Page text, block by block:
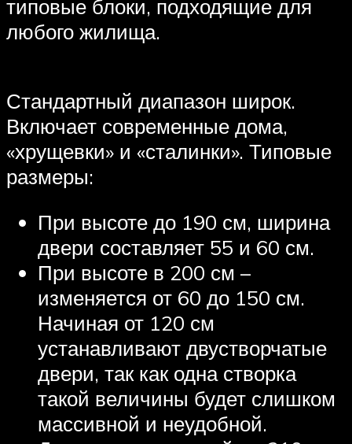
типовые блоки, подходящие для
любого жилища.
Стандартный диапазон широк.
Включает современные дома,
«хрущевки» и «сталинки». Типовые
размеры:
При высоте до 190 см, ширина
двери составляет 55 и 60 см.
При высоте в 200 см –
изменяется от 60 до 150 см.
Начиная от 120 см
устанавливают двустворчатые
двери, так как одна створка
такой величины будет слишком
массивной и неудобной.